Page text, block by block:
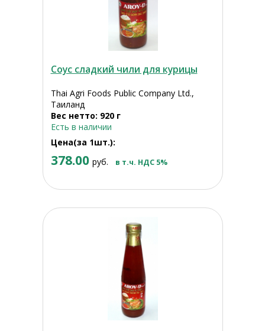
Соус сладкий чили для курицы
Thai Agri Foods Public Company Ltd.,
Таиланд
Вес нетто: 920 г
Есть в наличии
Цена(за 1шт.):
378.00 руб. в т.ч. НДС 5%